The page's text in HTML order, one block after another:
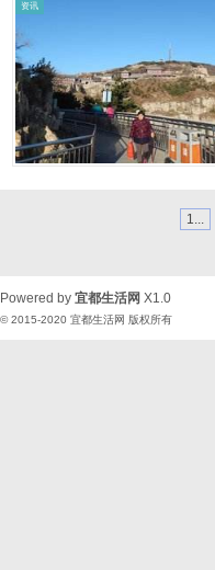
资讯
1...
Powered by 宜都生活网 X1.0
© 2015-2020 宜都生活网 版权所有